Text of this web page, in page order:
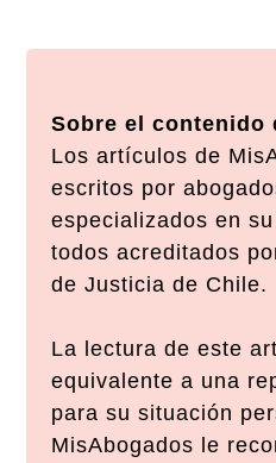
Sobre el contenido
Los artículos de
escritos por
especializados en
todos acreditados
de Justicia de Chile.
La lectura de este
equivalente a una
para su situación
MisAbogados le